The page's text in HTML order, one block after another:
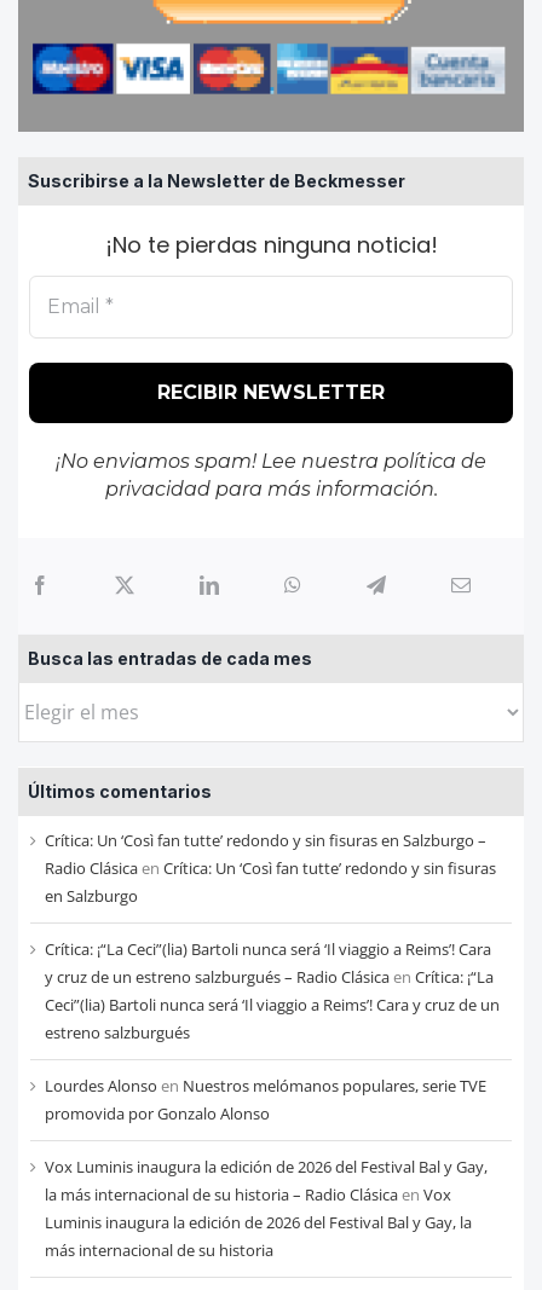
Suscribirse a la Newsletter de Beckmesser
¡No te pierdas ninguna noticia!
¡No enviamos spam! Lee nuestra política de
privacidadpara más información.
Busca las entradas de cada mes
Busca
entradas
de
cada
mes
Últimos comentarios
Crítica: Un ‘Così fan tutte’ redondo y sin fisuras en Salzburgo –
Radio Clásicaen Crítica: Un ‘Così fan tutte’ redondo y sin fisuras
en Salzburgo
Crítica: ¡“La Ceci”(lia) Bartoli nunca será ‘Il viaggio a Reims’! Cara
y cruz de un estreno salzburgués – Radio Clásicaen Crítica: ¡“La
Ceci”(lia) Bartoli nunca será ‘Il viaggio a Reims’! Cara y cruz de un
estreno salzburgués
Lourdes Alonso en Nuestros melómanos populares, serie TVE
promovida por Gonzalo Alonso
Vox Luminis inaugura la edición de 2026 del Festival Bal y Gay,
la más internacional de su historia – Radio Clásicaen Vox
Luminis inaugura la edición de 2026 del Festival Bal y Gay, la
más internacional de su historia